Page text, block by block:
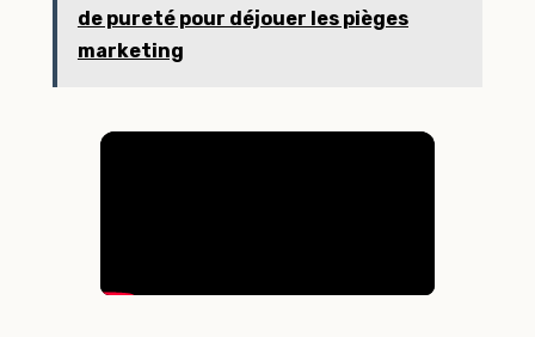
de pureté pour déjouer les pièges
marketing